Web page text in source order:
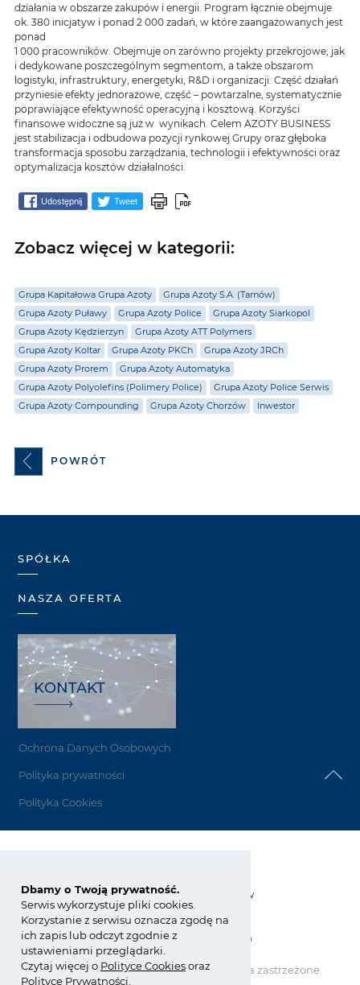
Dbamy o Twoją prywatność.
Serwis wykorzystuje pliki cookies.
Korzystanie z serwisu oznacza zgodę na
ich zapis lub odczyt zgodnie z
ustawieniami przeglądarki.
Czytaj więcej o PolityceCookiesoraz
Polityce Prywatności
działania w obszarze zakupów i energii. Program łącznie obejmuje
ok. 380 inicjatyw i ponad 2 000 zadań, w które zaangażowanych jest
ponad
1 000 pracowników. Obejmuje on zarówno projekty przekrojowe, jak
i dedykowane poszczególnym segmentom, a także obszarom
logistyki, infrastruktury, energetyki, R&D i organizacji. Część działań
przyniesie efekty jednorazowe, część – powtarzalne, systematycznie
poprawiające efektywność operacyjną i kosztową. Korzyści
finansowe widoczne są już w wynikach. Celem AZOTY BUSINESS
jest stabilizacja i odbudowa pozycji rynkowej Grupy oraz głęboka
transformacja sposobu zarządzania, technologii i efektywności oraz
optymalizacja kosztów działalności.
Udostępnij Tweet
Zobacz więcej w kategorii:
Grupa Kapitałowa Grupa Azoty
Grupa Azoty S.A. (Tarnów)
Grupa Azoty Puławy
Grupa Azoty Police
Grupa Azoty Siarkopol
Grupa Azoty Kędzierzyn
Grupa Azoty ATT Polymers
Grupa Azoty Koltar
Grupa Azoty PKCh
Grupa Azoty JRCh
Grupa Azoty Prorem
Grupa Azoty Automatyka
Grupa Azoty Polyolefins (Polimery Police)
Grupa Azoty Police Serwis
Grupa Azoty Compounding
Grupa Azoty Chorzów Inwestor
POWRÓT
SPÓŁKA
NASZA OFERTA
KONTAKT
Ochrona Danych Osobowych
Polityka prywatności
Polityka Cookies
Grzybów 34, 28-200 Staszów
tel.:+48 15 864 80 00
siarkopol@grupaazoty.com
Copyright © Grupa Azoty. Wszelkie prawa zastrzeżone.